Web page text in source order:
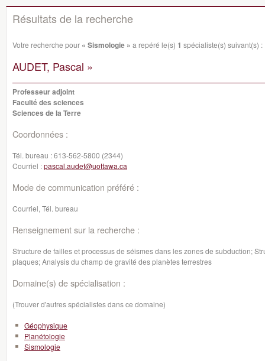
Résultats de la recherche
Votre recherche pour « Sismologie » a repéré le(s) 1 spécialiste(s) suivant(s) :
AUDET, Pascal »
Professeur adjoint
Faculté des sciences
Sciences de la Terre
Coordonnées :
Tél. bureau :613-562-5800 (2344)
Courriel :pascal.audet@uottawa.ca
Mode de communication préféré :
Courriel, Tél. bureau
Renseignement sur la recherche :
Structure de failles et processus de séismes dans les zones de subduction;
plaques; Analysis du champ de gravité des planètes terrestres
Domaine(s) de spécialisation :
(Trouver d'autres spécialistes dans ce domaine)
Géophysique
Planétologie
Sismologie